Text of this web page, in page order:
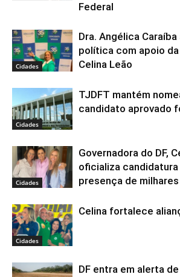
Federal
Cidades
Dra. Angélica
política com apoio
Celina Leão
Cidades
TJDFT mantém
candidato aprovado
Cidades
Governadora do DF,
oficializa
presença de
Cidades
Celina fortalece
DF entra em alerta